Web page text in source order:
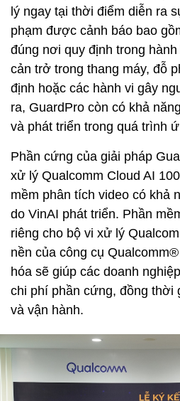
lý ngay tại thời điểm diễn ra
phạm được cảnh báo bao
đúng nơi quy định trong
cản trở trong thang máy, đỗ
định hoặc các hành vi gây
ra, GuardPro còn có khả
và phát triển trong quá trình
Phần cứng của giải pháp
xử lý Qualcomm Cloud AI
mềm phân tích video có khả
do VinAI phát triển. Phần
riêng cho bộ vi xử lý
nền của công cụ
hóa sẽ giúp các doanh
chi phí phần cứng, đồng thời
và vận hành.